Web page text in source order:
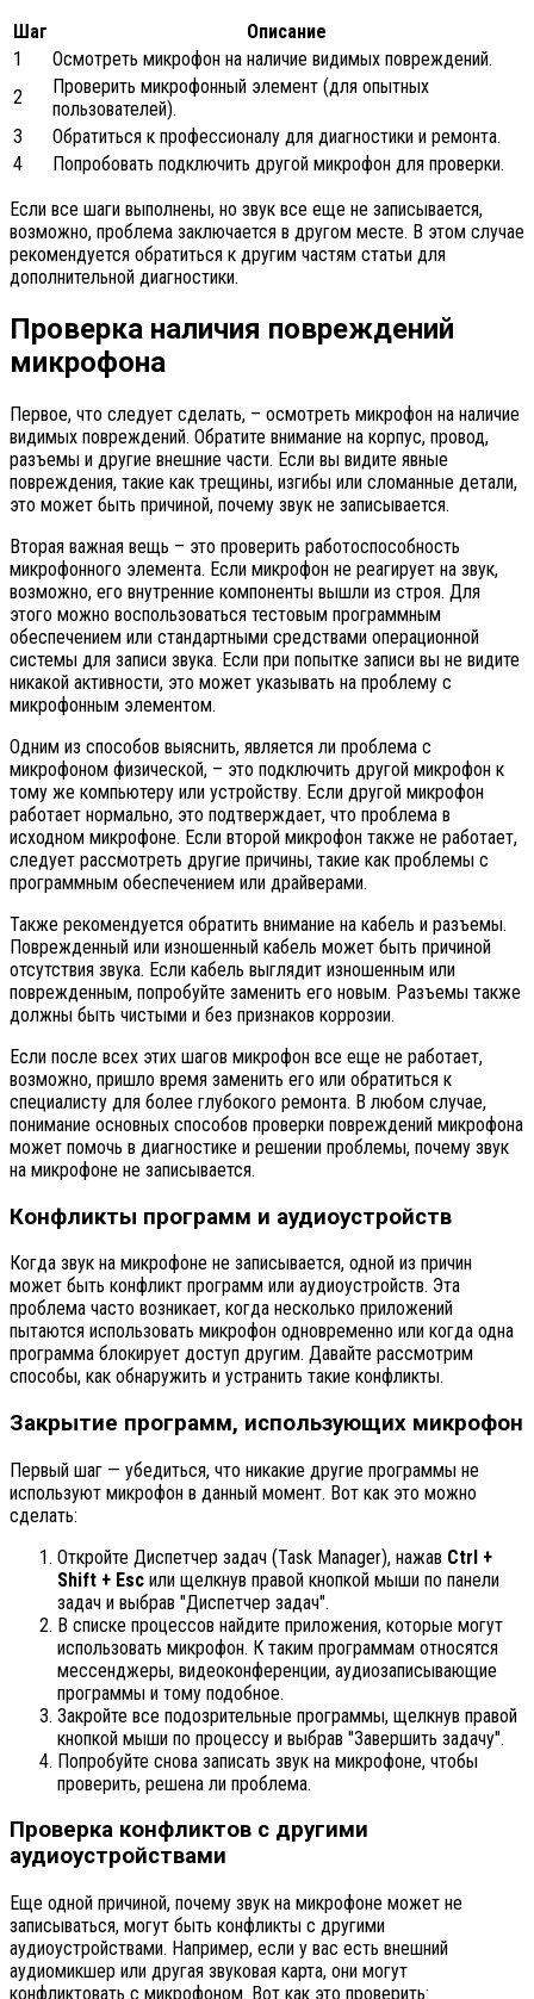
Шаг
Описание
1
Осмотреть микрофон на наличие видимых повреждений.
2
Проверить микрофонный элемент (для опытных
пользователей).
3
Обратиться к профессионалу для диагностики и ремонта.
4
Попробовать подключить другой микрофон для проверки.
Если все шаги выполнены, но звук все еще не записывается,
возможно, проблема заключается в другом месте. В этом случае
рекомендуется обратиться к другим частям статьи для
дополнительной диагностики.
Проверка наличия повреждений
микрофона
Первое, что следует сделать, – осмотреть микрофон на наличие
видимых повреждений. Обратите внимание на корпус, провод,
разъемы и другие внешние части. Если вы видите явные
повреждения, такие как трещины, изгибы или сломанные детали,
это может быть причиной, почему звук не записывается.
Вторая важная вещь – это проверить работоспособность
микрофонного элемента. Если микрофон не реагирует на звук,
возможно, его внутренние компоненты вышли из строя. Для
этого можно воспользоваться тестовым программным
обеспечением или стандартными средствами операционной
системы для записи звука. Если при попытке записи вы не видите
никакой активности, это может указывать на проблему с
микрофонным элементом.
Одним из способов выяснить, является ли проблема с
микрофоном физической, – это подключить другой микрофон к
тому же компьютеру или устройству. Если другой микрофон
работает нормально, это подтверждает, что проблема в
исходном микрофоне. Если второй микрофон также не работает,
следует рассмотреть другие причины, такие как проблемы с
программным обеспечением или драйверами.
Также рекомендуется обратить внимание на кабель и разъемы.
Поврежденный или изношенный кабель может быть причиной
отсутствия звука. Если кабель выглядит изношенным или
поврежденным, попробуйте заменить его новым. Разъемы также
должны быть чистыми и без признаков коррозии.
Если после всех этих шагов микрофон все еще не работает,
возможно, пришло время заменить его или обратиться к
специалисту для более глубокого ремонта. В любом случае,
понимание основных способов проверки повреждений микрофона
может помочь в диагностике и решении проблемы, почему звук
на микрофоне не записывается.
Конфликты программ и аудиоустройств
Когда звук на микрофоне не записывается, одной из причин
может быть конфликт программ или аудиоустройств. Эта
проблема часто возникает, когда несколько приложений
пытаются использовать микрофон одновременно или когда одна
программа блокирует доступ другим. Давайте рассмотрим
способы, как обнаружить и устранить такие конфликты.
Закрытие программ, использующих микрофон
Первый шаг — убедиться, что никакие другие программы не
используют микрофон в данный момент. Вот как это можно
сделать:
Откройте Диспетчер задач (Task Manager), нажав Ctrl +
Shift + Esc или щелкнув правой кнопкой мыши по панели
задач и выбрав "Диспетчер задач".
В списке процессов найдите приложения, которые могут
использовать микрофон. К таким программам относятся
мессенджеры, видеоконференции, аудиозаписывающие
программы и тому подобное.
Закройте все подозрительные программы, щелкнув правой
кнопкой мыши по процессу и выбрав "Завершить задачу".
Попробуйте снова записать звук на микрофоне, чтобы
проверить, решена ли проблема.
Проверка конфликтов с другими
аудиоустройствами
Еще одной причиной, почему звук на микрофоне может не
записываться, могут быть конфликты с другими
аудиоустройствами. Например, если у вас есть внешний
аудиомикшер или другая звуковая карта, они могут
конфликтовать с микрофоном. Вот как это проверить: